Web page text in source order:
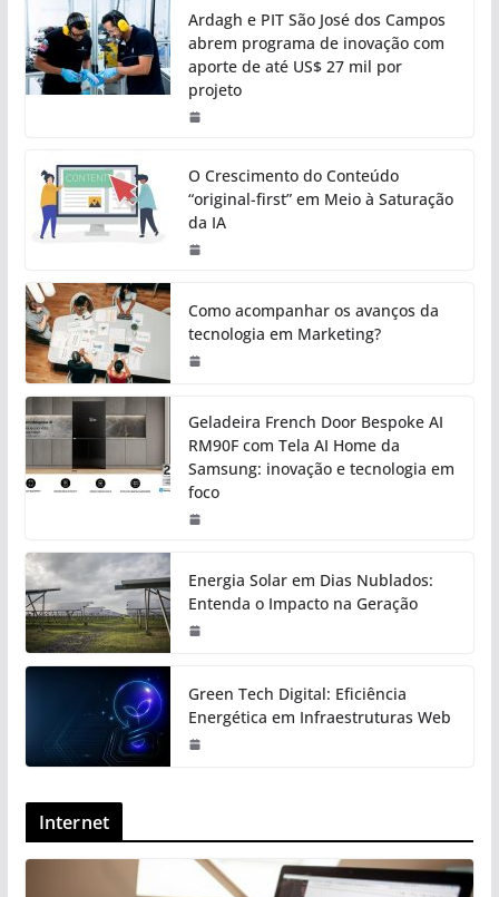
Ardagh e PIT São José dos Campos
abrem programa de inovação com
aporte de até US$ 27 mil por
projeto
O Crescimento do Conteúdo
“original-first” em Meio à Saturação
da IA
Como acompanhar os avanços da
tecnologia em Marketing?
Geladeira French Door Bespoke AI
RM90F com Tela AI Home da
Samsung: inovação e tecnologia em
foco
Energia Solar em Dias Nublados:
Entenda o Impacto na Geração
Green Tech Digital: Eficiência
Energética em Infraestruturas Web
Internet